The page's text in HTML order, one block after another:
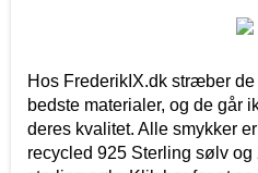
Hos FrederikIX.dk stræber
bedste materialer, og de går
deres kvalitet. Alle smykker
recycled 925 Sterling sølv